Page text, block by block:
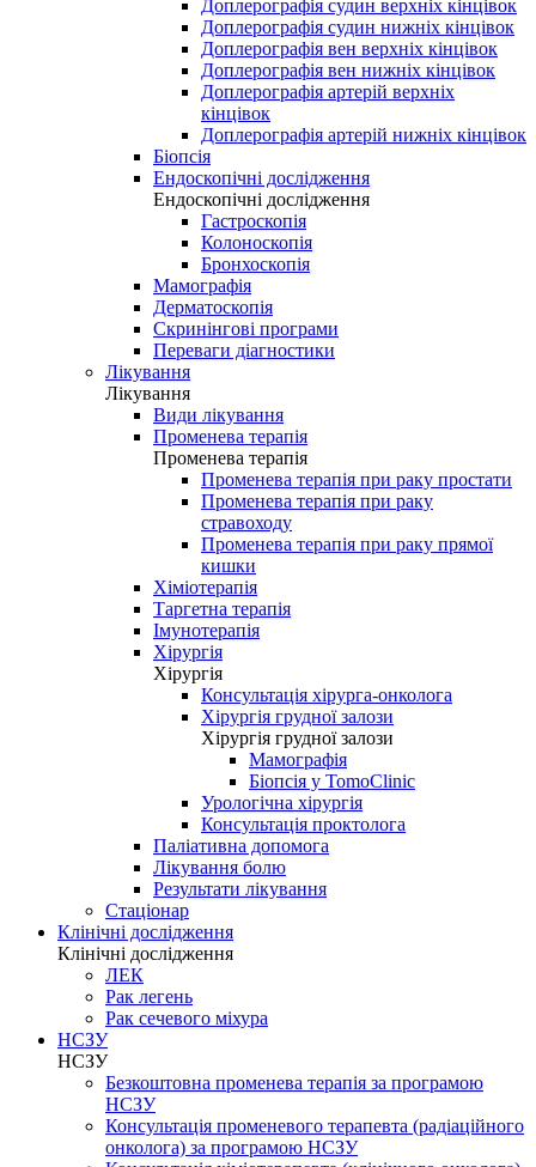
Доплерографія судин верхніх кінцівок
Доплерографія судин нижніх кінцівок
Доплерографія вен верхніх кінцівок
Доплерографія вен нижніх кінцівок
Доплерографія артерій верхніх
кінцівок
Доплерографія артерій нижніх кінцівок
Біопсія
Ендоскопічні дослідження
Ендоскопічні дослідження
Гастроскопія
Колоноскопія
Бронхоскопія
Мамографія
Дерматоскопія
Скринінгові програми
Переваги діагностики
Лікування
Лікування
Види лікування
Променева терапія
Променева терапія
Променева терапія при раку простати
Променева терапія при раку
стравоходу
Променева терапія при раку прямої
кишки
Хіміотерапія
Таргетна терапія
Імунотерапія
Хірургія
Хірургія
Консультація хірурга-онколога
Хірургія грудної залози
Хірургія грудної залози
Мамографія
Біопсія у TomoClinic
Урологічна хірургія
Консультація проктолога
Паліативна допомога
Лікування болю
Результати лікування
Стаціонар
Клінічні дослідження
Клінічні дослідження
ЛЕК
Рак легень
Рак сечевого міхура
НСЗУ
НСЗУ
Безкоштовна променева терапія за програмою
НСЗУ
Консультація променевого терапевта (радіаційного
онколога) за програмою НСЗУ